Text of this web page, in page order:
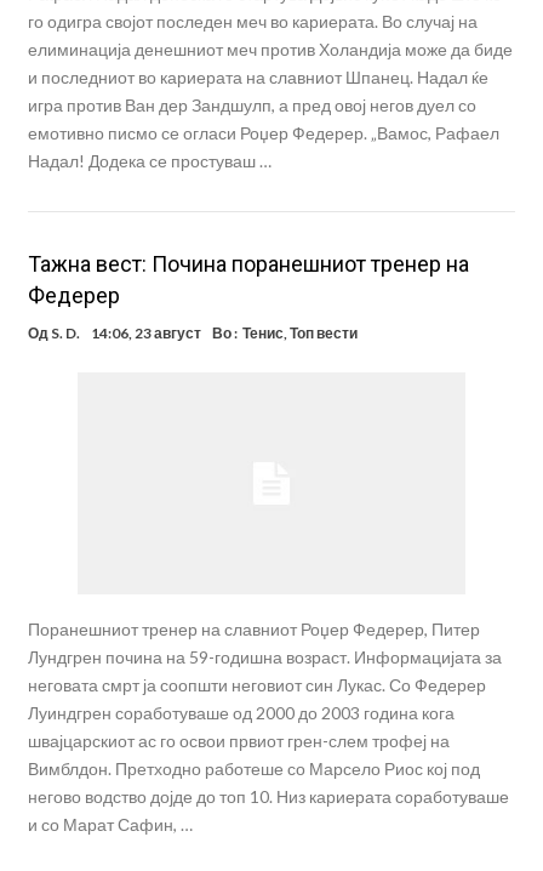
го одигра својот последен меч во кариерата. Во случај на
елиминација денешниот меч против Холандија може да биде
и последниот во кариерата на славниот Шпанец. Надал ќе
игра против Ван дер Зандшулп, а пред овој негов дуел со
емотивно писмо се огласи Роџер Федерер. „Вамос, Рафаел
Надал! Додека се простуваш …
Тажна вест: Почина поранешниот тренер на
Федерер
Од S. D. 14:06, 23 август Во : Тенис,Топ вести
Поранешниот тренер на славниот Роџер Федерер, Питер
Лундгрен почина на 59-годишна возраст. Информацијата за
неговата смрт ја соопшти неговиот син Лукас. Со Федерер
Луиндгрен соработуваше од 2000 до 2003 година кога
швајцарскиот ас го освои првиот грен-слем трофеј на
Вимблдон. Претходно работеше со Марсело Риос кој под
негово водство дојде до топ 10. Низ кариерата соработуваше
и со Марат Сафин, …